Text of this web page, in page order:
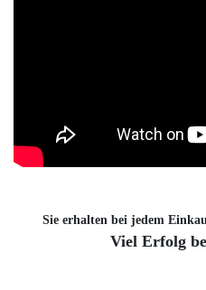
Sie erhalten bei jedem
Viel Erfolg